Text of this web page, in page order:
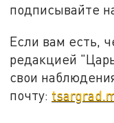
подписывайте
Если вам есть,
редакцией
свои
почту: